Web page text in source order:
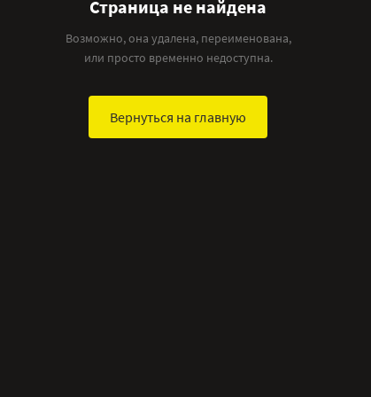
Страница не найдена
Возможно, она удалена, переименована,
или просто временно недоступна.
Вернуться на главную